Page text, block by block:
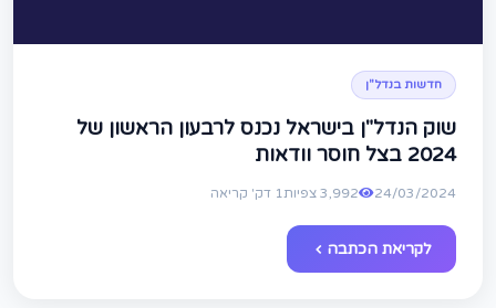
חדשות בנדל"ן
שוק הנדל"ן בישראל נכנס לרבעון הראשון של
2024 בצל חוסר וודאות
24/03/2024 3,992 צפיות 1 דק' קריאה
לקריאת הכתבה